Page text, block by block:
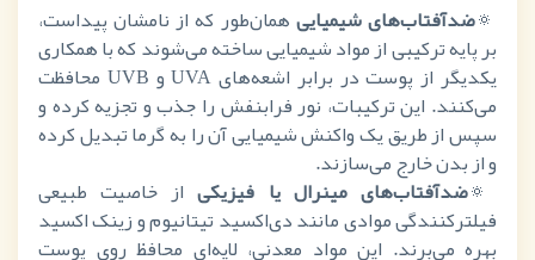
🔅ضدآفتاب‌های شیمیاییهمان‌طور که از نامشان پیداست،
بر پایه ترکیبی از مواد شیمیایی ساخته می‌شوند که با همکاری
یکدیگر از پوست در برابر اشعه‌هایUVAو UVB محافظت
می‌کنند. این ترکیبات، نور فرابنفش را جذب و تجزیه کرده و
سپس از طریق یک واکنش شیمیایی آن را به گرما تبدیل کرده
و از بدن خارج می‌سازند.
🔅ضدآفتاب‌های مینرال یا فیزیکیاز خاصیت طبیعی
فیلترکنندگی موادی مانند دی‌اکسید تیتانیوم و زینک اکسید
بهره می‌برند. این مواد معدنی، لایه‌ای محافظ روی پوست